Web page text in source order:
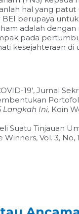
hal yang
berupaya
adalah
pada
kesejahteraan di
19’, Jurnal
Langkah Ini, Koin
Suatu Tinjauan
Vol. 3, No, 1